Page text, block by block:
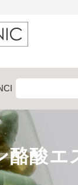
酪酸エ